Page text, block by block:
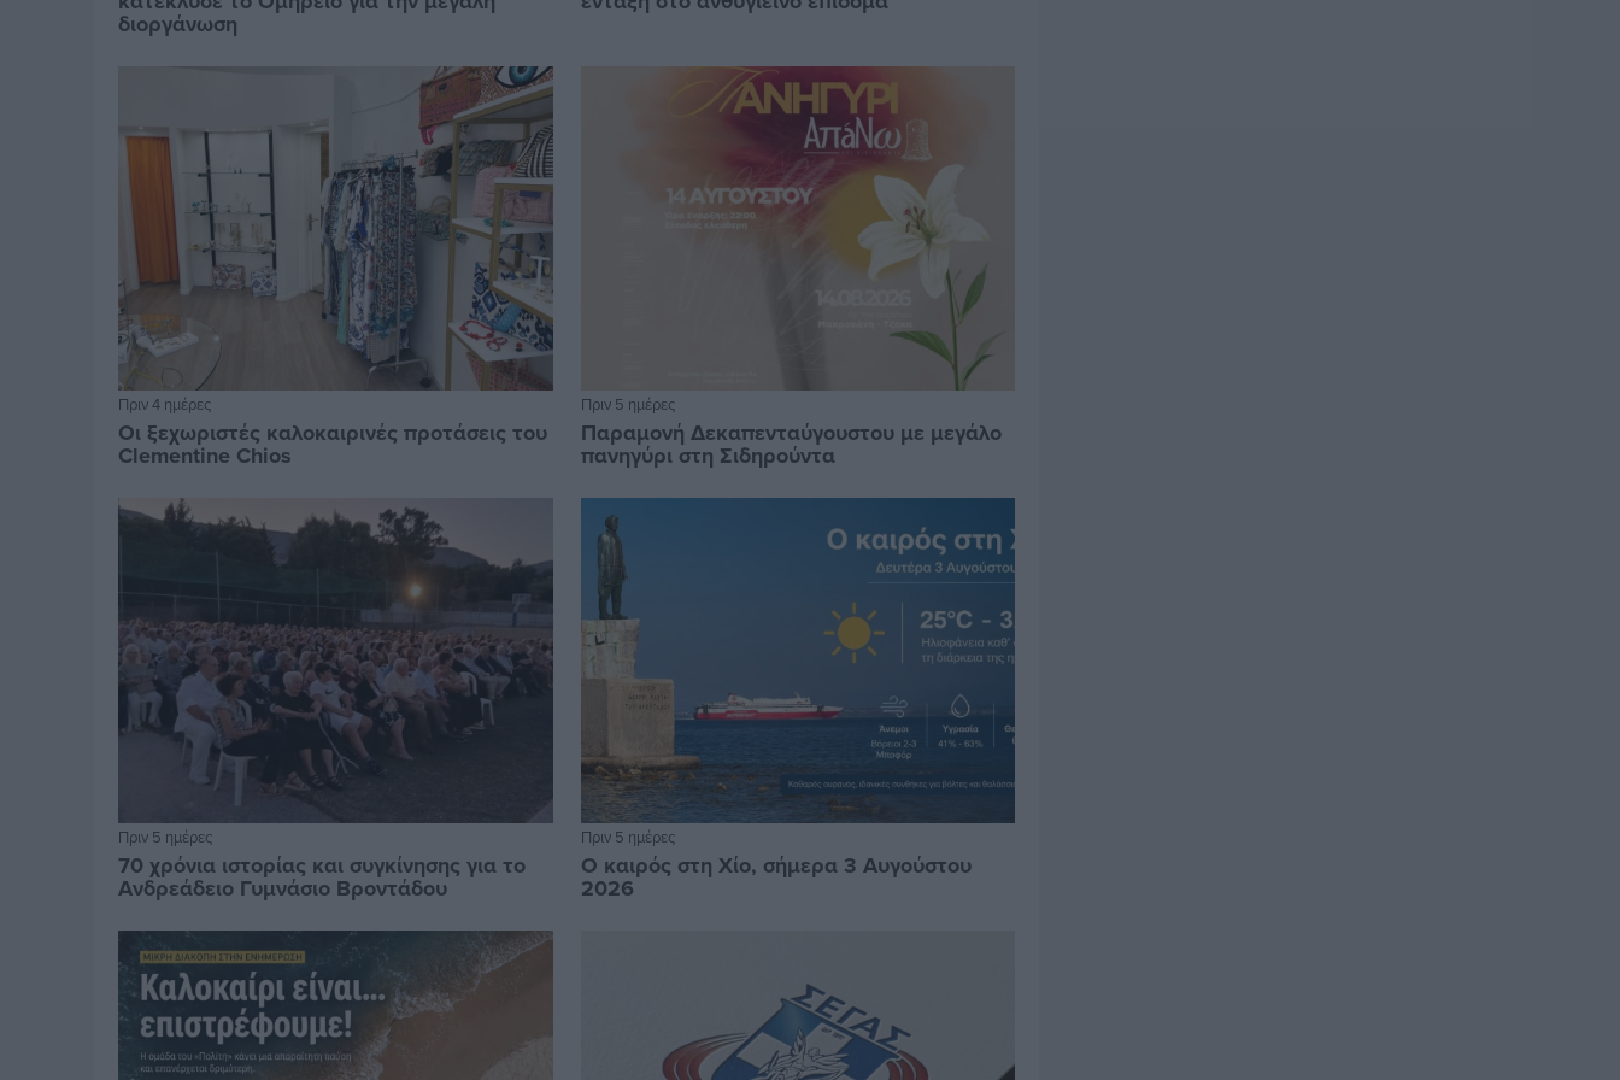
διοργάνωση
Πριν 4 ημέρες
Οι ξεχωριστές καλοκαιρινές προτάσεις του
Clementine Chios
Πριν 5 ημέρες
Παραμονή Δεκαπενταύγουστου με μεγάλο
πανηγύρι στη Σιδηρούντα
Πριν 5 ημέρες
70 χρόνια ιστορίας και συγκίνησης για το
Ανδρεάδειο Γυμνάσιο Βροντάδου
Πριν 5 ημέρες
Ο καιρός στη Χίο, σήμερα 3 Αυγούστου
2026